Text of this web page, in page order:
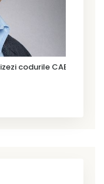
codurile CAEN Rev. 3?